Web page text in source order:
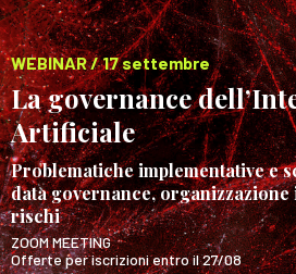
WEBINAR / 17 settembre
La governance
Artificiale
Problematiche implementative e
data governance,
rischi
ZOOM MEETING
Offerte per iscrizioni entro il 27/08